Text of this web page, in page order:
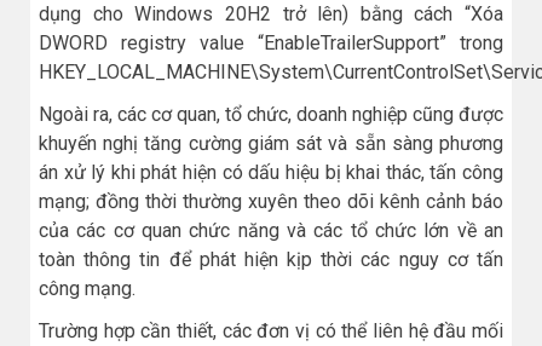
dụng cho Windows 20H2 trở lên) bằng cách “Xóa
DWORD registry value “EnableTrailerSupport” trong
Ngoài ra, các cơ quan, tổ chức, doanh nghiệp cũng được
khuyến nghị tăng cường giám sát và sẵn sàng phương
án xử lý khi phát hiện có dấu hiệu bị khai thác, tấn công
mạng; đồng thời thường xuyên theo dõi kênh cảnh báo
của các cơ quan chức năng và các tổ chức lớn về an
toàn thông tin để phát hiện kịp thời các nguy cơ tấn
công mạng.
Trường hợp cần thiết, các đơn vị có thể liên hệ đầu mối